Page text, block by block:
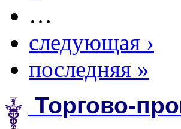
…
следующая ›
последняя »
Торгово-